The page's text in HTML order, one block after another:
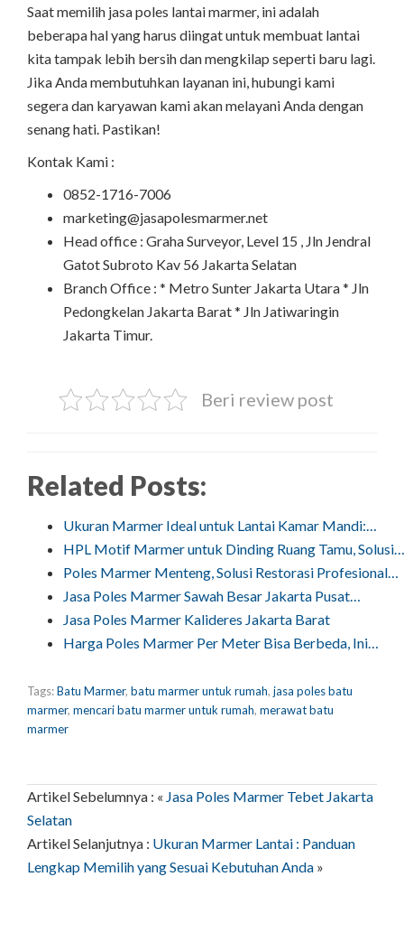
Saat memilih jasa poles lantai marmer, ini adalah
beberapa hal yang harus diingat untuk membuat lantai
kita tampak lebih bersih dan mengkilap seperti baru lagi.
Jika Anda membutuhkan layanan ini, hubungi kami
segera dan karyawan kami akan melayani Anda dengan
senang hati. Pastikan!
Kontak Kami :
0852-1716-7006
marketing@jasapolesmarmer.net
Head office : Graha Surveyor, Level 15 , Jln Jendral
Gatot Subroto Kav 56 Jakarta Selatan
Branch Office : * Metro Sunter Jakarta Utara * Jln
Pedongkelan Jakarta Barat * Jln Jatiwaringin
Jakarta Timur.
Beri review post
Related Posts:
Ukuran Marmer Ideal untuk Lantai Kamar Mandi:…
HPL Motif Marmer untuk Dinding Ruang Tamu, Solusi…
Poles Marmer Menteng, Solusi Restorasi Profesional…
Jasa Poles Marmer Sawah Besar Jakarta Pusat…
Jasa Poles Marmer Kalideres Jakarta Barat
Harga Poles Marmer Per Meter Bisa Berbeda, Ini…
Tags:Batu Marmer, batu marmer untuk rumah, jasa poles batu
marmer, mencari batu marmer untuk rumah, merawat batu
marmer
Artikel Sebelumnya : « Jasa Poles Marmer Tebet Jakarta
Selatan
Artikel Selanjutnya : Ukuran Marmer Lantai : Panduan
Lengkap Memilih yang Sesuai Kebutuhan Anda »